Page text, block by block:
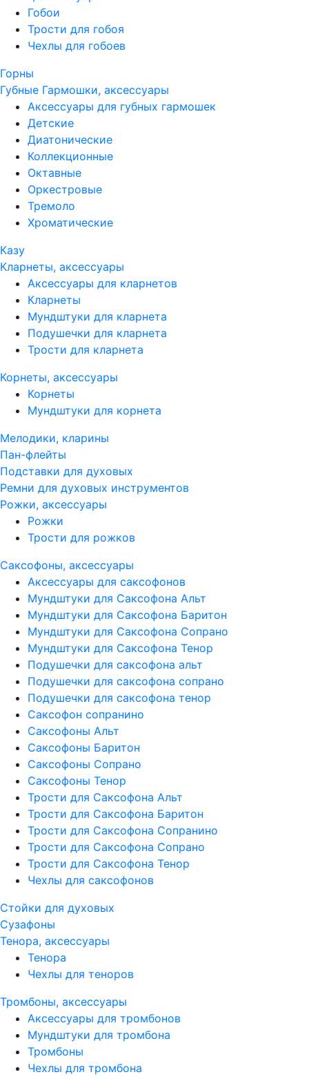
Гобои
Трости для гобоя
Чехлы для гобоев
Горны
Губные Гармошки, аксессуары
Аксессуары для губных гармошек
Детские
Диатонические
Коллекционные
Октавные
Оркестровые
Тремоло
Хроматические
Казу
Кларнеты, аксессуары
Аксессуары для кларнетов
Кларнеты
Мундштуки для кларнета
Подушечки для кларнета
Трости для кларнета
Корнеты, аксессуары
Корнеты
Мундштуки для корнета
Мелодики, кларины
Пан-флейты
Подставки для духовых
Ремни для духовых инструментов
Рожки, аксессуары
Рожки
Трости для рожков
Саксофоны, аксессуары
Аксессуары для саксофонов
Мундштуки для Саксофона Альт
Мундштуки для Саксофона Баритон
Мундштуки для Саксофона Сопрано
Мундштуки для Саксофона Тенор
Подушечки для саксофона альт
Подушечки для саксофона сопрано
Подушечки для саксофона тенор
Саксофон сопранино
Саксофоны Альт
Саксофоны Баритон
Саксофоны Сопрано
Саксофоны Тенор
Трости для Саксофона Альт
Трости для Саксофона Баритон
Трости для Саксофона Сопранино
Трости для Саксофона Сопрано
Трости для Саксофона Тенор
Чехлы для саксофонов
Стойки для духовых
Сузафоны
Тенора, аксессуары
Тенора
Чехлы для теноров
Тромбоны, аксессуары
Аксессуары для тромбонов
Мундштуки для тромбона
Тромбоны
Чехлы для тромбона